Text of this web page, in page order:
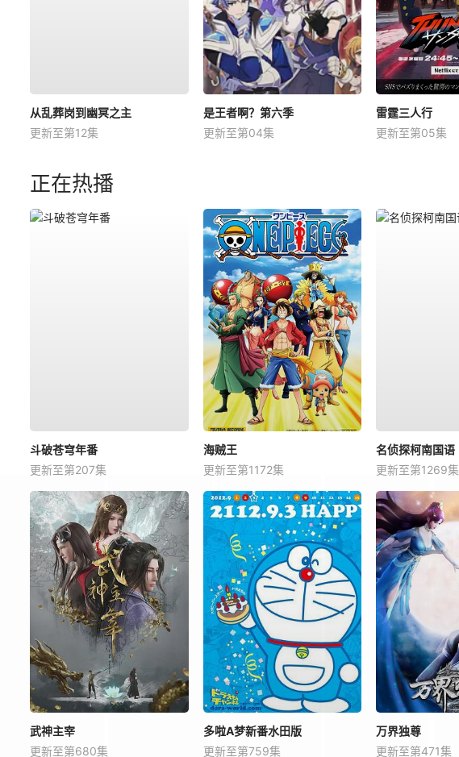
从乱葬岗到幽冥之主
更新至第12集
是王者啊？第六季
更新至第04集
雷霆三人行
更新至第05集
正在热播
斗破苍穹年番
更新至第207集
海贼王
更新至第1172集
名侦探柯南国语
更新至第1269集
武神主宰
更新至第680集
多啦A梦新番水田版
更新至第759集
万界独尊
更新至第471集